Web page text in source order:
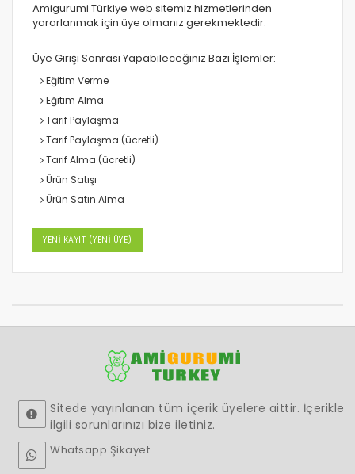
Amigurumi Türkiye web sitemiz hizmetlerinden
yararlanmak için üye olmanız gerekmektedir.
Üye Girişi Sonrası Yapabileceğiniz Bazı İşlemler:
Eğitim Verme
Eğitim Alma
Tarif Paylaşma
Tarif Paylaşma (ücretli)
Tarif Alma (ücretli)
Ürün Satışı
Ürün Satın Alma
YENİ KAYIT (YENİ ÜYE)
Sitede yayınlanan tüm içerik üyelere aittir. İçerikle
ilgili sorunlarınızı bize iletiniz.
Whatsapp Şikayet